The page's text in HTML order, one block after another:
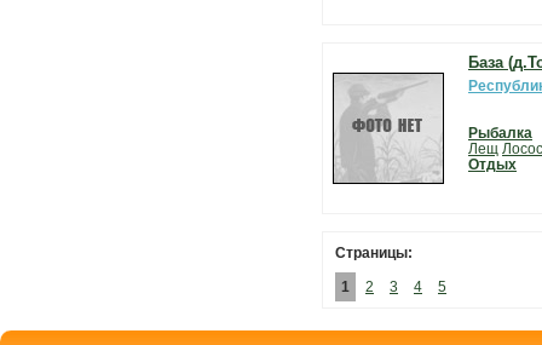
База
Рыбалка
Лещ
Отдых
Страницы:
1
2 3 4 5